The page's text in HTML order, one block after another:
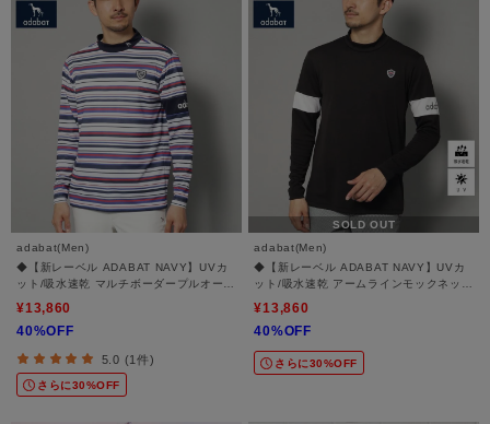
adabat(Men)
◆【新レーベル ADABAT NAVY】UVカ
ット/吸水速乾 マルチボーダープルオーバ
¥13,860
40%OFF
5.0 (1件)
さらに30%OFF
SOLD OUT
adabat(Men)
◆【新レーベル ADABAT NAVY】UVカ
ット/吸水速乾 アームラインモックネック
¥13,860
40%OFF
さらに30%OFF